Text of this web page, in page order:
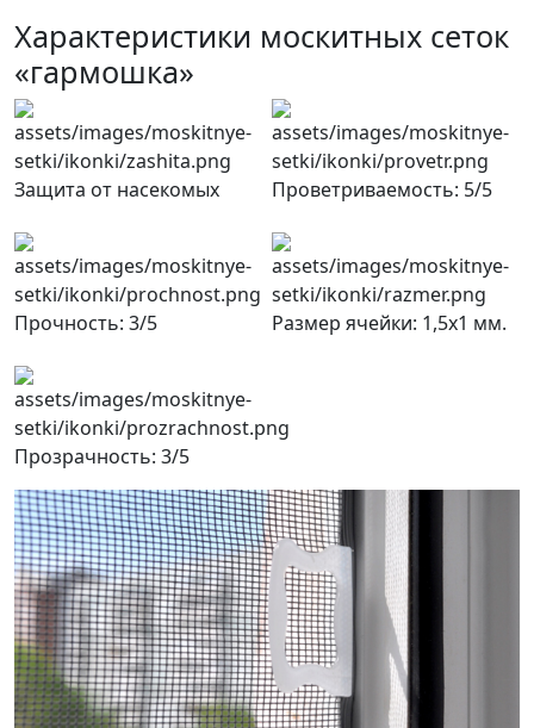
Характеристики москитных сеток
«гармошка»
Защита от насекомых Проветриваемость: 5/5
Прочность: 3/5 Размер ячейки: 1,5х1 мм.
Прозрачность: 3/5